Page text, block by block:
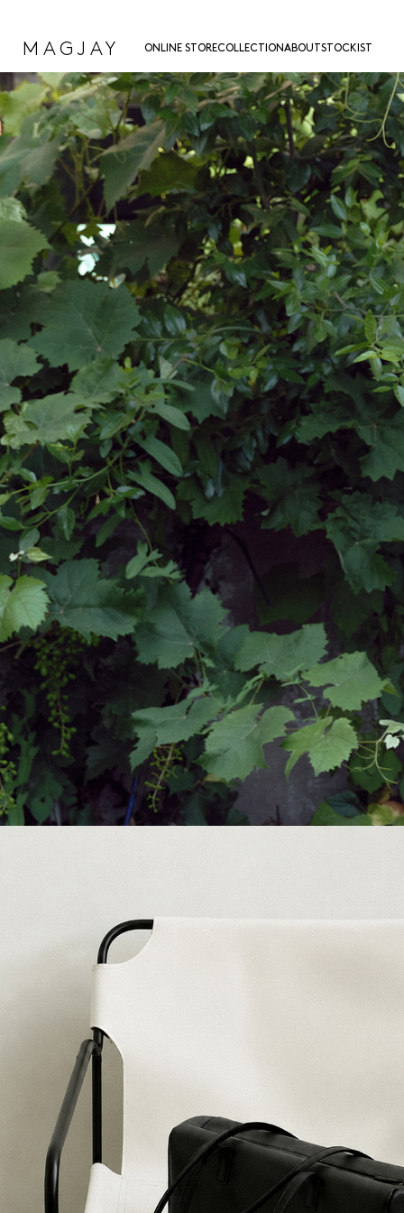
MAGJAY ONLINE STORECOLLECTIONABOUTSTOCKIST